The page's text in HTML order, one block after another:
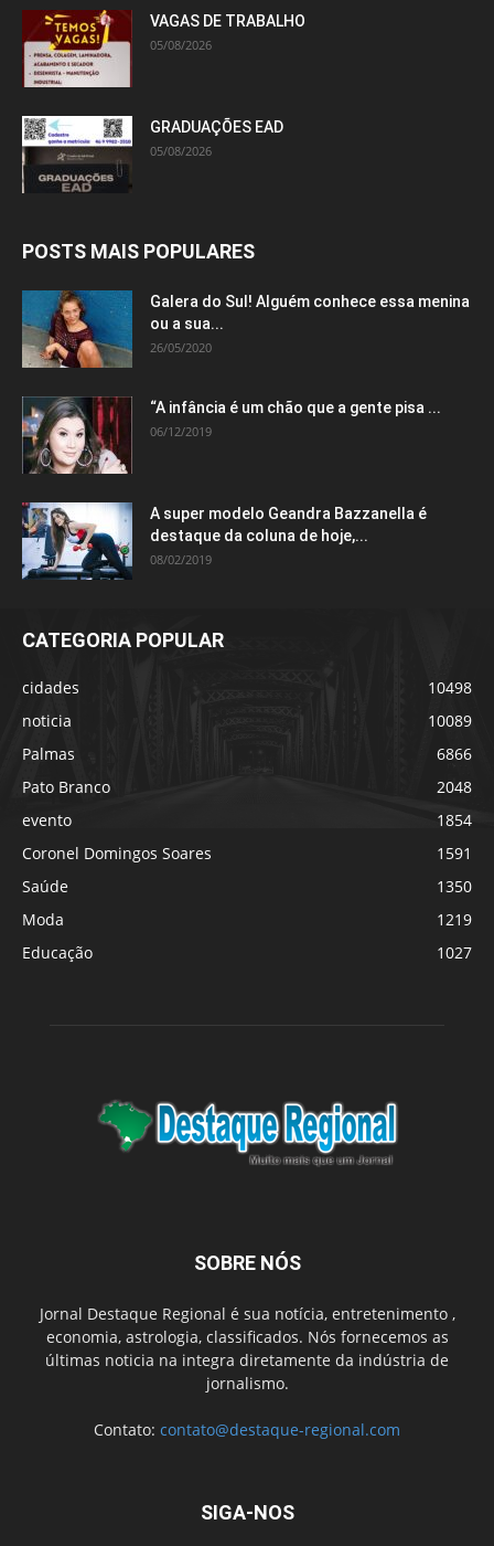
VAGAS DE TRABALHO
05/08/2026
GRADUAÇÕES EAD
05/08/2026
POSTS MAIS POPULARES
Galera do Sul! Alguém conhece essa menina
ou a sua...
26/05/2020
“A infância é um chão que a gente pisa ...
06/12/2019
A super modelo Geandra Bazzanella é
destaque da coluna de hoje,...
08/02/2019
CATEGORIA POPULAR
cidades
10498
noticia
10089
Palmas
6866
Pato Branco
2048
evento
1854
Coronel Domingos Soares
1591
Saúde
1350
Moda
1219
Educação
1027
SOBRE NÓS
Jornal Destaque Regional é sua notícia, entretenimento ,
economia, astrologia, classificados. Nós fornecemos as
últimas noticia na integra diretamente da indústria de
jornalismo.
Contato: contato@destaque-regional.com
SIGA-NOS